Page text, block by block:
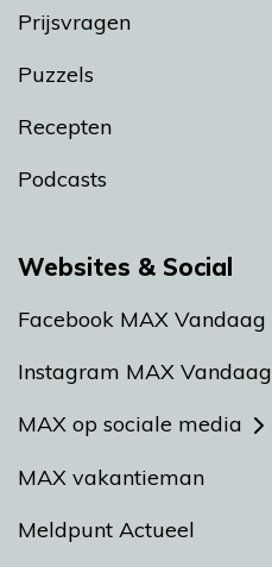
Prijsvragen
Puzzels
Recepten
Podcasts
Websites & Social
Facebook MAX Vandaag
Instagram MAX Vandaag
MAX op sociale media
MAX vakantieman
Meldpunt Actueel